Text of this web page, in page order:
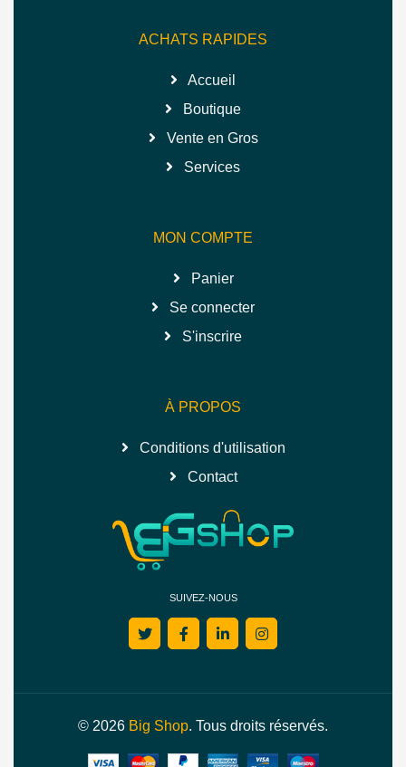
ACHATS RAPIDES
Accueil
Boutique
Vente en Gros
Services
MON COMPTE
Panier
Se connecter
S'inscrire
À PROPOS
Conditions d'utilisation
Contact
SUIVEZ-NOUS
© 2026 Big Shop. Tous droits réservés.